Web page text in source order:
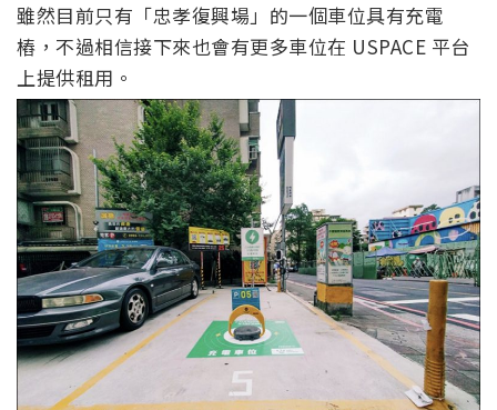
雖然目前只有「忠孝復興場」的一個車位具有充電
樁，不過相信接下來也會有更多車位在 USPACE 平台
上提供租用。